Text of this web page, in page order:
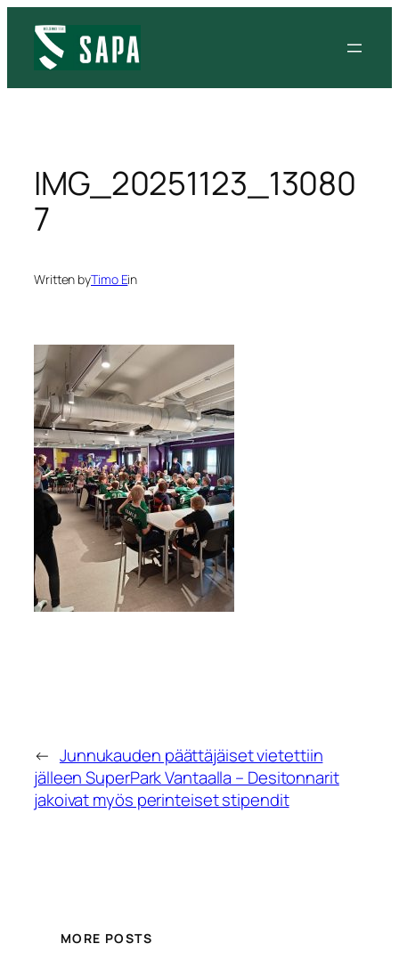
sisältöön
IMG_20251123_13080
7
Written byTimo Ein
← Junnukauden päättäjäiset vietettiin
jälleen SuperPark Vantaalla – Desitonnarit
jakoivat myös perinteiset stipendit
MORE POSTS